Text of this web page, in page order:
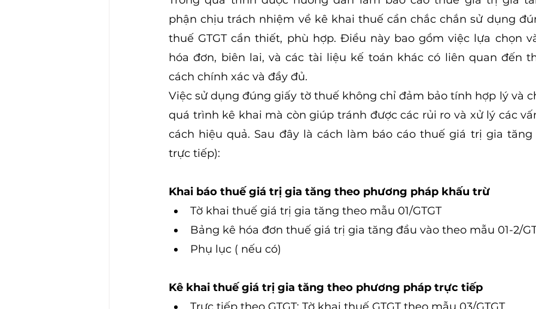
phận chịu trách nhiệm về kê khai thuế cần chắc chắn sử dụng
thuế GTGT cần thiết, phù hợp. Điều này bao gồm việc lựa chọn
hóa đơn, biên lai, và các tài liệu kế toán khác có liên quan đến
cách chính xác và đầy đủ.
Việc sử dụng đúng giấy tờ thuế không chỉ đảm bảo tính hợp lý và
quá trình kê khai mà còn giúp tránh được các rủi ro và xử lý các
cách hiệu quả. Sau đây là cách làm báo cáo thuế giá trị gia
trực tiếp):
Khai báo thuế giá trị gia tăng theo phương pháp khấu trừ
Tờ khai thuế giá trị gia tăng theo mẫu 01/GTGT
Bảng kê hóa đơn thuế giá trị gia tăng đầu vào theo mẫu 01-2/
Phụ lục ( nếu có)
Kê khai thuế giá trị gia tăng theo phương pháp trực tiếp